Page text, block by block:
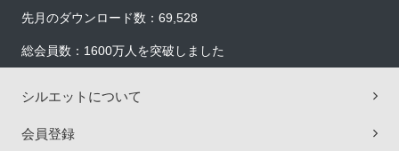
先月のダウンロード数：69,528
総会員数：1600万人を突破しました
シルエットについて
会員登録